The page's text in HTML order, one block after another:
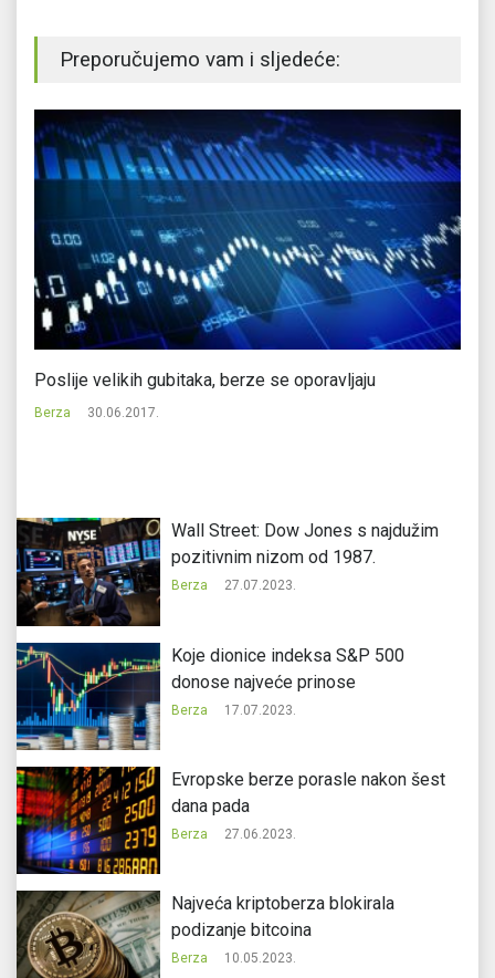
Preporučujemo vam i sljedeće:
Poslije velikih gubitaka, berze se oporavljaju
Berza 30.06.2017.
Wall Street: Dow Jones s najdužim
pozitivnim nizom od 1987.
Berza 27.07.2023.
Koje dionice indeksa S&P 500
donose najveće prinose
Berza 17.07.2023.
Evropske berze porasle nakon šest
dana pada
Berza 27.06.2023.
Najveća kriptoberza blokirala
podizanje bitcoina
Berza 10.05.2023.